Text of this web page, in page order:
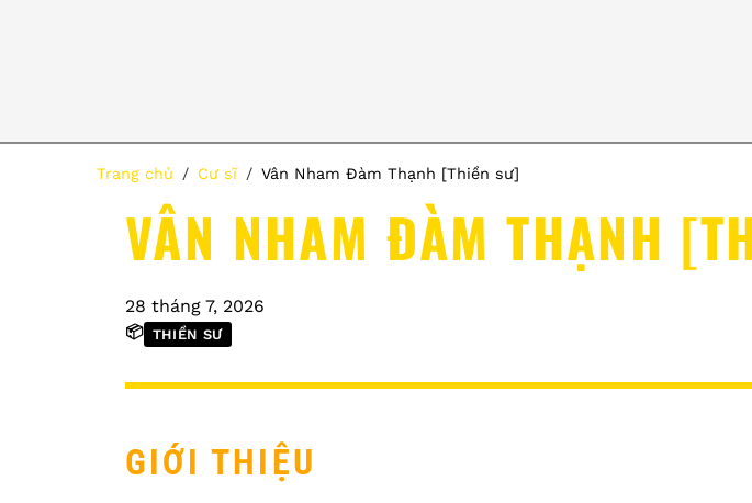
Trang chủ Cư sĩ Vân Nham Đàm Thạnh [Thiền sư]
VÂN NHAM ĐÀM THẠNH
28 tháng 7, 2026
📦 THIỀN SƯ
GIỚI THIỆU